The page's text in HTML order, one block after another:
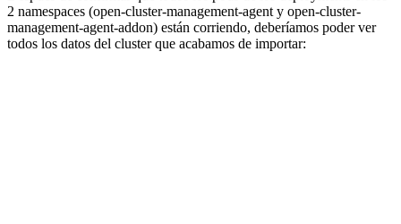
2 namespaces (open-cluster-management-agent y open-cluster-
management-agent-addon) están corriendo, deberíamos poder ver
todos los datos del cluster que acabamos de importar: